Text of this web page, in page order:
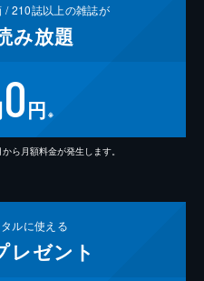
/210誌以上の雑誌が
み放題
0円 ※
ら月額料金が発生します。
ルに使える
レゼント